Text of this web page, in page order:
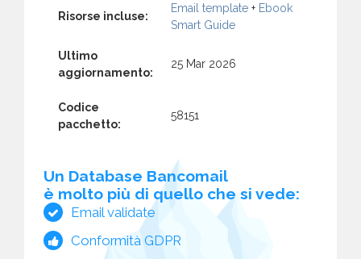
Risorse incluse:
Email template + Ebook
Smart Guide
Ultimo
aggiornamento:
25 Mar 2026
Codice
pacchetto:
58151
Un Database Bancomail
è molto più di quello che si vede:
Email validate
Conformità GDPR